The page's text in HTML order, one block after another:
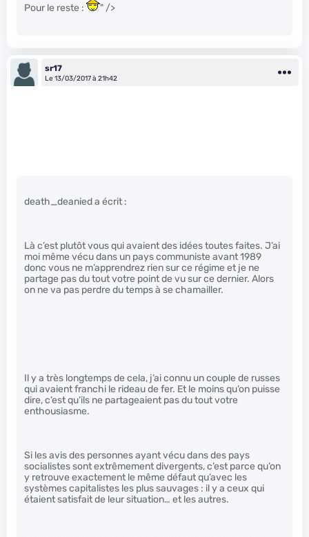
Pour le reste : " />
sr17
Le 13/03/2017 à 21h42
death_deanied a écrit :
Là c’est plutôt vous qui avaient des idées toutes faites. J’ai
moi même vécu dans un pays communiste avant 1989
donc vous ne m’apprendrez rien sur ce régime et je ne
partage pas du tout votre point de vu sur ce dernier. Alors
on ne va pas perdre du temps à se chamailler.
Il y a très longtemps de cela, j’ai connu un couple de russes
qui avaient franchi le rideau de fer. Et le moins qu’on puisse
dire, c’est qu’ils ne partageaient pas du tout votre
enthousiasme.
Si les avis des personnes ayant vécu dans des pays
socialistes sont extrêmement divergents, c’est parce qu’on
y retrouve exactement le même défaut qu’avec les
systèmes capitalistes les plus sauvages : il y a ceux qui
étaient satisfait de leur situation… et les autres.